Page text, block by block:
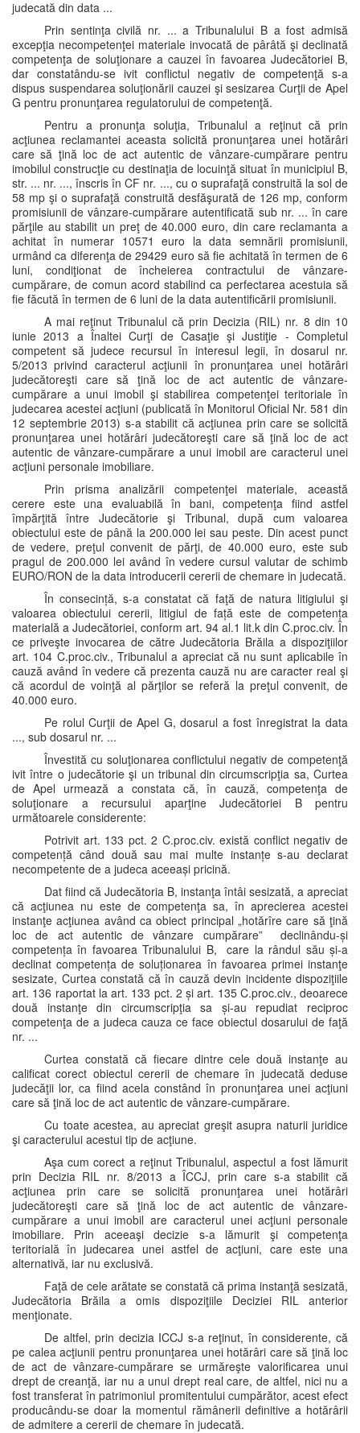
judecată din data ...
Prin sentinţa civilă nr. ... a Tribunalului B a fost admisă
excepţia necompetenţei materiale invocată de pârâtă şi declinată
competenţa de soluţionare a cauzei în favoarea Judecătoriei B,
dar constatându-se ivit conflictul negativ de competenţă s-a
dispus suspendarea soluţionării cauzei şi sesizarea Curţii de Apel
G pentru pronunţarea regulatorului de competenţă.
Pentru a pronunţa soluţia, Tribunalul a reţinut că prin
acţiunea reclamantei aceasta solicită pronunţarea unei hotărâri
care să ţină loc de act autentic de vânzare-cumpărare pentru
imobilul construcţie cu destinaţia de locuinţă situat în municipiul B,
str. ... nr. ..., înscris în CF nr. ..., cu o suprafaţă construită la sol de
58 mp şi o suprafaţă construită desfăşurată de 126 mp, conform
promisiunii de vânzare-cumpărare autentificată sub nr. ... în care
părţile au stabilit un preţ de 40.000 euro, din care reclamanta a
achitat în numerar 10571 euro la data semnării promisiunii,
urmând ca diferenţa de 29429 euro să fie achitată în termen de 6
luni, condiţionat de încheierea contractului de vânzare-
cumpărare, de comun acord stabilind ca perfectarea acestuia să
fie făcută în termen de 6 luni de la data autentificării promisiunii.
A mai reţinut Tribunalul că prin Decizia (RIL) nr. 8 din 10
iunie 2013 a Înaltei Curţi de Casaţie şi Justiţie - Completul
competent să judece recursul în interesul legii, în dosarul nr.
5/2013 privind caracterul acţiunii în pronunţarea unei hotărâri
judecătoreşti care să ţină loc de act autentic de vânzare-
cumpărare a unui imobil şi stabilirea competenţei teritoriale în
judecarea acestei acţiuni (publicată în Monitorul Oficial Nr. 581 din
12 septembrie 2013) s-a stabilit că acţiunea prin care se solicită
pronunţarea unei hotărâri judecătoreşti care să ţină loc de act
autentic de vânzare-cumpărare a unui imobil are caracterul unei
acţiuni personale imobiliare.
Prin prisma analizării competenţei materiale, această
cerere este una evaluabilă în bani, competenţa fiind astfel
împărţită între Judecătorie şi Tribunal, după cum valoarea
obiectului este de până la 200.000 lei sau peste. Din acest punct
de vedere, preţul convenit de părţi, de 40.000 euro, este sub
pragul de 200.000 lei având în vedere cursul valutar de schimb
EURO/RON de la data introducerii cererii de chemare in judecată.
În consecință, s-a constatat că faţă de natura litigiului şi
valoarea obiectului cererii, litigiul de față este de competența
materială a Judecătoriei, conform art. 94 al.1 lit.k din C.proc.civ. În
ce priveşte invocarea de către Judecătoria Brăila a dispoziţiilor
art. 104 C.proc.civ., Tribunalul a apreciat că nu sunt aplicabile în
cauză având în vedere că prezenta cauză nu are caracter real şi
că acordul de voinţă al părţilor se referă la preţul convenit, de
40.000 euro.
Pe rolul Curţii de Apel G, dosarul a fost înregistrat la data
..., sub dosarul nr. ...
Învestită cu soluţionarea conflictului negativ de competenţă
ivit între o judecătorie şi un tribunal din circumscripţia sa, Curtea
de Apel urmează a constata că, în cauză, competenţa de
soluţionare a recursului aparţine Judecătoriei B pentru
următoarele considerente:
Potrivit art. 133 pct. 2 C.proc.civ. există conflict negativ de
competență când două sau mai multe instanțe s-au declarat
necompetente de a judeca aceeași pricină.
Dat fiind că Judecătoria B, instanţa întâi sesizată, a apreciat
că acţiunea nu este de competenţa sa, în aprecierea acestei
instanţe acţiunea având ca obiect principal „hotărîre care să ţină
loc de act autentic de vânzare cumpărare” declinându-și
competența în favoarea Tribunalului B, care la rândul său și-a
declinat competența de soluționarea în favoarea primei instanţe
sesizate, Curtea constată că în cauză devin incidente dispoziţiile
art. 136 raportat la art. 133 pct. 2 și art. 135 C.proc.civ., deoarece
două instanţe din circumscripţia sa și-au repudiat reciproc
competenţa de a judeca cauza ce face obiectul dosarului de faţă
nr. ...
Curtea constată că fiecare dintre cele două instanţe au
calificat corect obiectul cererii de chemare în judecată deduse
judecăţii lor, ca fiind acela constând în pronunţarea unei acţiuni
care să ţină loc de act autentic de vânzare-cumpărare.
Cu toate acestea, au apreciat greşit asupra naturii juridice
şi caracterului acestui tip de acţiune.
Aşa cum corect a reţinut Tribunalul, aspectul a fost lămurit
prin Decizia RIL nr. 8/2013 a ÎCCJ, prin care s-a stabilit că
acţiunea prin care se solicită pronunţarea unei hotărâri
judecătoreşti care să ţină loc de act autentic de vânzare-
cumpărare a unui imobil are caracterul unei acţiuni personale
imobiliare. Prin aceeaşi decizie s-a lămurit şi competenţa
teritorială în judecarea unei astfel de acţiuni, care este una
alternativă, iar nu exclusivă.
Faţă de cele arătate se constată că prima instanţă sesizată,
Judecătoria Brăila a omis dispoziţiile Deciziei RIL anterior
menţionate.
De altfel, prin decizia ICCJ s-a reţinut, în considerente, că
pe calea acţiunii pentru pronunţarea unei hotărâri care să ţină loc
de act de vânzare-cumpărare se urmăreşte valorificarea unui
drept de creanţă, iar nu a unui drept real care, de altfel, nici nu a
fost transferat în patrimoniul promitentului cumpărător, acest efect
producându-se doar la momentul rămânerii definitive a hotărârii
de admitere a cererii de chemare în judecată.